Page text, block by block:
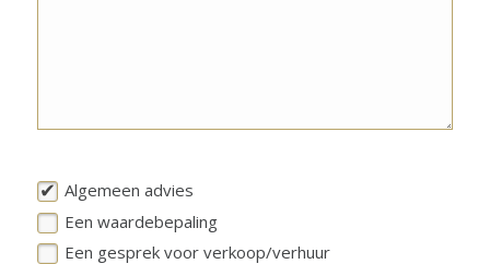
Algemeen advies
Een waardebepaling
Een gesprek voor verkoop/verhuur